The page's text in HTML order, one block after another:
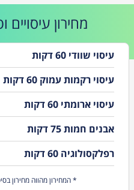
מחירון עיסויים
עיסוי שוודי 60 דקות
עיסוי רקמות עמוק 60 דקות
עיסוי ארומתי 60 דקות
אבנים חמות 75 דקות
רפלקסולוגיה 60 דקות
* המחירון מהווה מחירון